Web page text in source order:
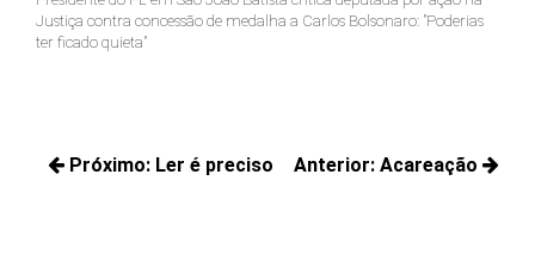
Justiça contra concessão de medalha a Carlos Bolsonaro: "Poderias
ter ficado quieta"
Navegação
Anterior: Acareação
Próximo: Ler é preciso